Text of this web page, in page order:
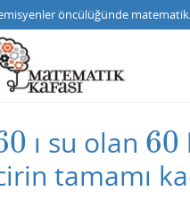
öncülüğünde
ı su olan 60
60
tamamı